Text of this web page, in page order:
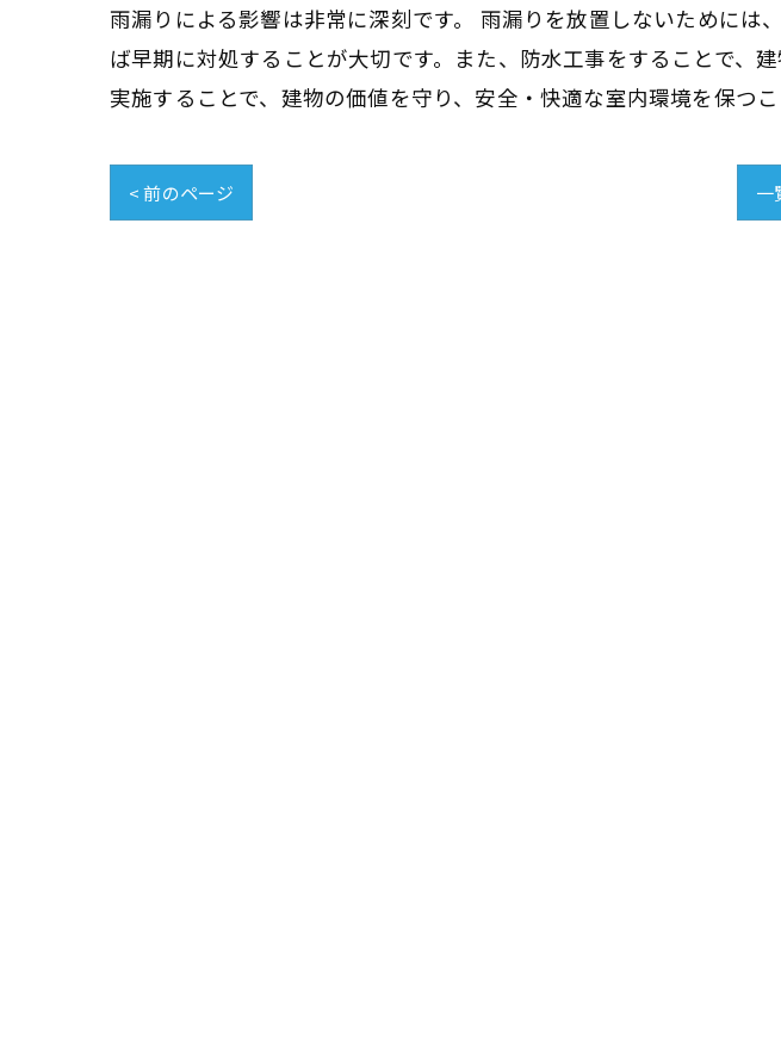
雨漏りによる影響は非常に深刻です。 雨漏りを放置しないために
ば早期に対処することが大切です。また、防水工事をすることで、
実施することで、建物の価値を守り、安全・快適な室内環境を保つこ
< 前のページ 一